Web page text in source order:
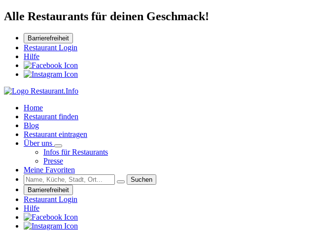
Alle Restaurants für deinen Geschmack!
Barrierefreiheit
Restaurant Login
Hilfe
Home
Restaurant finden
Blog
Restaurant eintragen
Über uns
Infos für Restaurants
Presse
Meine Favoriten
Suchen
Barrierefreiheit
Restaurant Login
Hilfe